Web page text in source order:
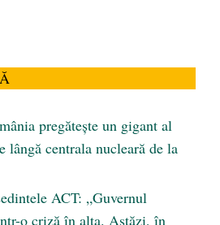
pregătește un gigant al
centrala nucleară de la
ACT: „Guvernul
o criză în alta. Astăzi, în